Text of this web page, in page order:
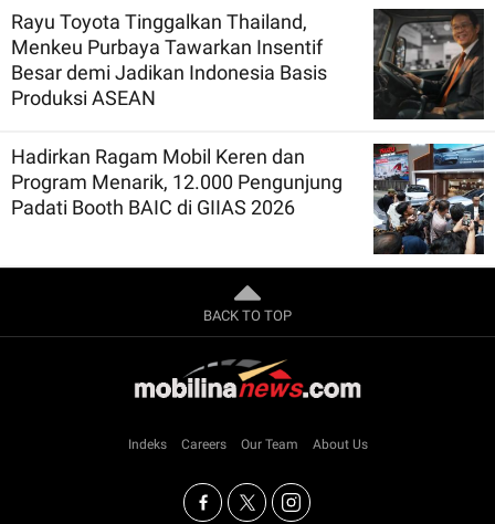
Rayu Toyota Tinggalkan Thailand,
Menkeu Purbaya Tawarkan Insentif
Besar demi Jadikan Indonesia Basis
Produksi ASEAN
Hadirkan Ragam Mobil Keren dan
Program Menarik, 12.000 Pengunjung
Padati Booth BAIC di GIIAS 2026
BACK TO TOP
Indeks Careers Our Team About Us